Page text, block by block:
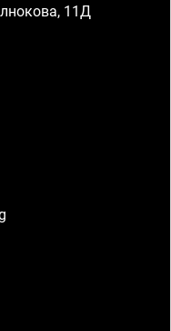
11Д